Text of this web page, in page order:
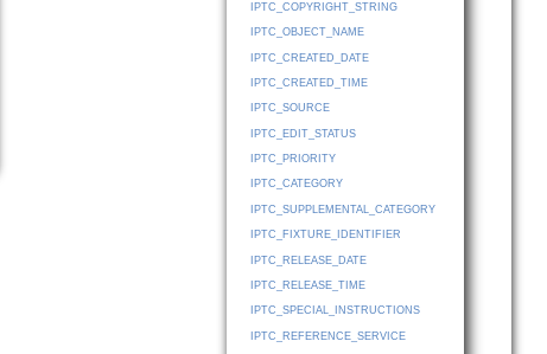
IPTC_COPYRIGHT_STRING
IPTC_OBJECT_NAME
IPTC_CREATED_DATE
IPTC_CREATED_TIME
IPTC_SOURCE
IPTC_EDIT_STATUS
IPTC_PRIORITY
IPTC_CATEGORY
IPTC_SUPPLEMENTAL_CATEGORY
IPTC_FIXTURE_IDENTIFIER
IPTC_RELEASE_DATE
IPTC_RELEASE_TIME
IPTC_SPECIAL_INSTRUCTIONS
IPTC_REFERENCE_SERVICE